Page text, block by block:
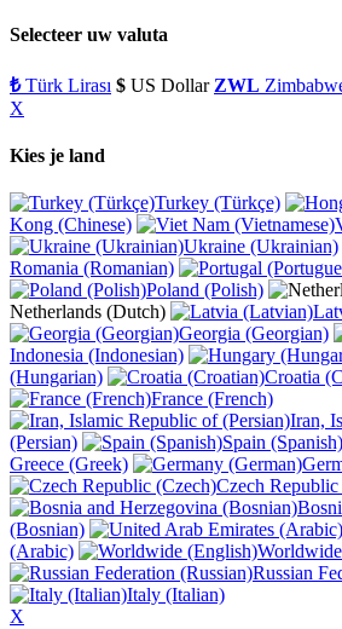
Selecteer uw valuta
₺Türk Lirası $ US Dollar ZWL
X
Kies je land
Turkey (Türkçe)
Kong (Chinese)
Ukraine (Ukrainian)
Romania (Romanian)
Poland (Polish)
Netherlands (Dutch)
Georgia (Georgian)
Indonesia (Indonesian)
(Hungarian)
Croatia
France (French)
Iran,
(Persian)
Spain (Spanish)
Greece (Greek)
Czech
(Bosnian)
(Arabic)
Russian
Italy (Italian)
X